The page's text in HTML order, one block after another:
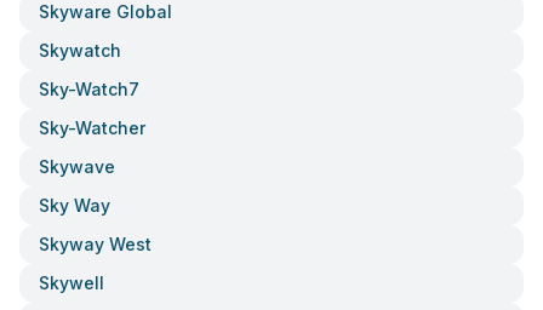
Skyware Global
Skywatch
Sky-Watch7
Sky-Watcher
Skywave
Sky Way
Skyway West
Skywell